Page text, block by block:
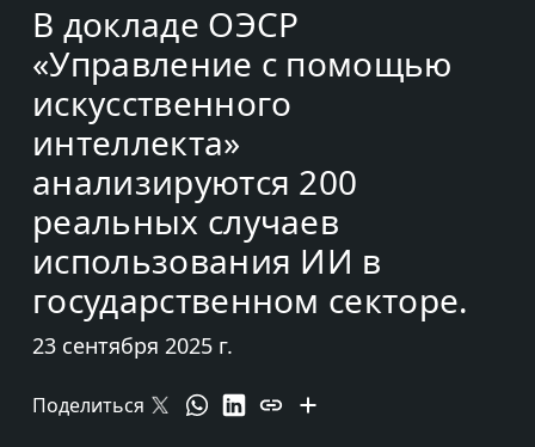
В докладе ОЭСР
«Управление с помощью
искусственного
интеллекта»
анализируются 200
реальных случаев
использования ИИ в
государственном секторе.
23 сентября 2025 г.
Поделиться